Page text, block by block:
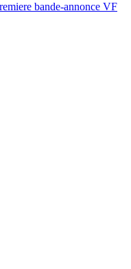
bande-annonce VF